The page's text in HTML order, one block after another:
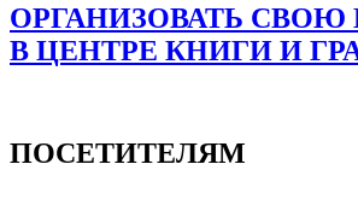
ОРГАНИЗОВАТЬ СВОЮ
В ЦЕНТРЕ КНИГИ И
ПОСЕТИТЕЛЯМ